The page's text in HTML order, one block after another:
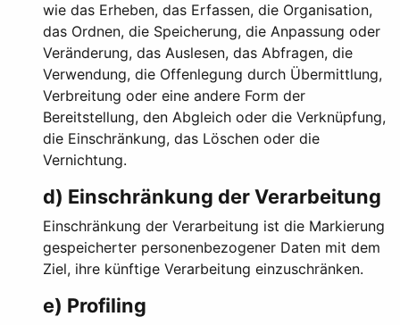
wie das Erheben, das Erfassen, die Organisation,
das Ordnen, die Speicherung, die Anpassung oder
Veränderung, das Auslesen, das Abfragen, die
Verwendung, die Offenlegung durch Übermittlung,
Verbreitung oder eine andere Form der
Bereitstellung, den Abgleich oder die Verknüpfung,
die Einschränkung, das Löschen oder die
Vernichtung.
d) Einschränkung der Verarbeitung
Einschränkung der Verarbeitung ist die Markierung
gespeicherter personenbezogener Daten mit dem
Ziel, ihre künftige Verarbeitung einzuschränken.
e) Profiling